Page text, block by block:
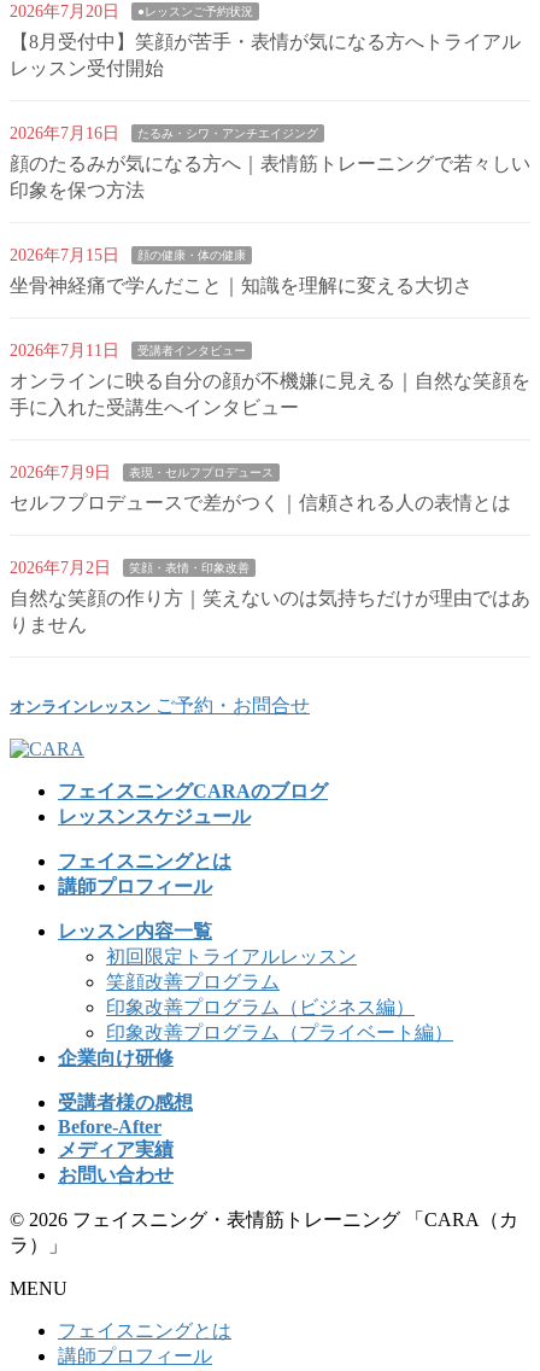
2026年7月20日 ●レッスンご予約状況
【8月受付中】笑顔が苦手・表情が気になる方へトライアル
レッスン受付開始
2026年7月16日 たるみ・シワ・アンチエイジング
顔のたるみが気になる方へ｜表情筋トレーニングで若々しい
印象を保つ方法
2026年7月15日 顔の健康・体の健康
坐骨神経痛で学んだこと｜知識を理解に変える大切さ
2026年7月11日 受講者インタビュー
オンラインに映る自分の顔が不機嫌に見える｜自然な笑顔を
手に入れた受講生へインタビュー
2026年7月9日 表現・セルフプロデュース
セルフプロデュースで差がつく｜信頼される人の表情とは
2026年7月2日 笑顔・表情・印象改善
自然な笑顔の作り方｜笑えないのは気持ちだけが理由ではあ
りません
オンラインレッスン ご予約・お問合せ
フェイスニングCARAのブログ
レッスンスケジュール
フェイスニングとは
講師プロフィール
レッスン内容一覧
初回限定トライアルレッスン
笑顔改善プログラム
印象改善プログラム（ビジネス編）
印象改善プログラム（プライベート編）
企業向け研修
受講者様の感想
Before-After
メディア実績
お問い合わせ
© 2026 フェイスニング・表情筋トレーニング 「CARA（カ
ラ）」
MENU
フェイスニングとは
講師プロフィール